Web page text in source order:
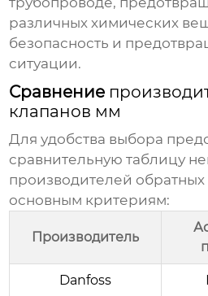
различных химических
безопасность и
ситуации.
Сравнение
клапанов мм
Для удобства выбора
сравнительную таблицу
производителей
основным критериям:
Производитель
Danfoss